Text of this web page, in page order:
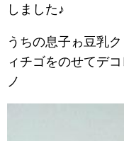
しました♪
うちの息子ゎ豆乳
ィチゴをのせてデ
ノ